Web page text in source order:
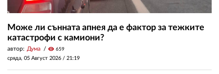
Може ли сънната апнея да е фактор за тежките
катастрофи с камиони?
автор: Дума visibility 659
сряда, 05 Август 2026 / 21:19